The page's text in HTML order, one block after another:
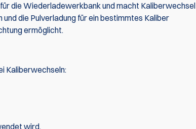
die Wiederladewerkbank und macht Kaliberwechsel
die Pulverladung für ein bestimmtes Kaliber
ermöglicht.
Kaliberwechseln:
wird.